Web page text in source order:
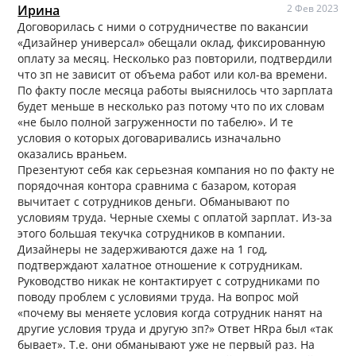
Ирина 2 Фев 2023
Договорилась с ними о сотрудничестве по вакансии
«Дизайнер универсал» обещали оклад, фиксированную
оплату за месяц. Несколько раз повторили, подтвердили
что зп не зависит от объема работ или кол-ва времени.
По факту после месяца работы выяснилось что зарплата
будет меньше в несколько раз потому что по их словам
«не было полной загруженности по табелю». И те
условия о которых договаривались изначально
оказались враньем.
Презентуют себя как серьезная компания но по факту не
порядочная контора сравнима с базаром, которая
вычитает с сотрудников деньги. Обманывают по
условиям труда. Черные схемы с оплатой зарплат. Из-за
этого большая текучка сотрудников в компании.
Дизайнеры не задерживаются даже на 1 год,
подтверждают халатное отношение к сотрудникам.
Руководство никак не контактирует с сотрудниками по
поводу проблем с условиями труда. На вопрос мой
«почему вы меняете условия когда сотрудник нанят на
другие условия труда и другую зп?» Ответ HRра был «так
бывает». Т.е. они обманывают уже не первый раз. На